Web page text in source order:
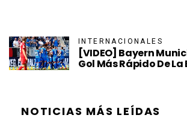
INTERNACIONALES
[VIDEO] Bayern
Gol Más Rápido De
NOTICIAS MÁS LEÍDAS